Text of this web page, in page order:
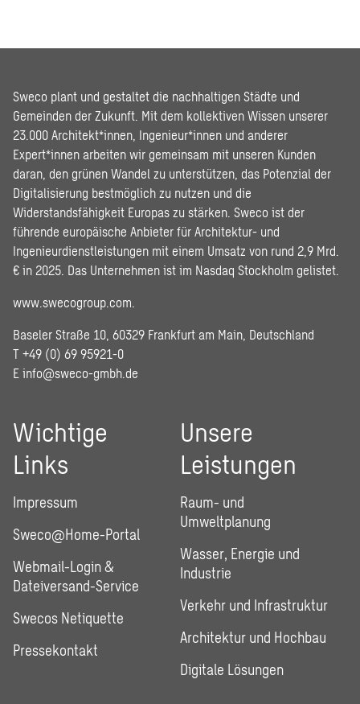
Sweco plant und gestaltet die nachhaltigen Städte und
Gemeinden der Zukunft. Mit dem kollektiven Wissen unserer
23.000 Architekt*innen, Ingenieur*innen und anderer
Expert*innen arbeiten wir gemeinsam mit unseren Kunden
daran, den grünen Wandel zu unterstützen, das Potenzial der
Digitalisierung bestmöglich zu nutzen und die
Widerstandsfähigkeit Europas zu stärken. Sweco ist der
führende europäische Anbieter für Architektur- und
Ingenieurdienstleistungen mit einem Umsatz von rund 2,9 Mrd.
€ in 2025. Das Unternehmen ist im Nasdaq Stockholm gelistet.
www.swecogroup.com
Baseler Straße 10, 60329 Frankfurt am Main, Deutschland
T +49 (0) 69 95921-0
E info@sweco-gmbh.de
Wichtige
Links
Impressum
Sweco@Home-Portal
Webmail-Login &
Dateiversand-Service
Swecos Netiquette
Pressekontakt
Unsere
Leistungen
Raum- und
Umweltplanung
Wasser, Energie und
Industrie
Verkehr und Infrastruktur
Architektur und Hochbau
Digitale Lösungen